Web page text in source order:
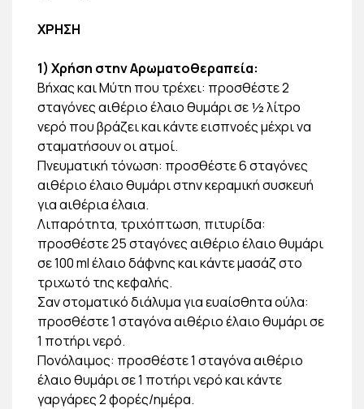
ΧΡΗΣΗ
1) Χρήση στην Αρωματοθεραπεία:
Βήχας και Μύτη που τρέχει: προσθέστε 2
σταγόνες αιθέριο έλαιο θυμάρι σε ½ λίτρο
νερό που βράζει και κάντε εισπνοές μέχρι να
σταματήσουν οι ατμοί.
Πνευματική τόνωση: προσθέστε 6 σταγόνες
αιθέριο έλαιο θυμάρι στην κεραμική συσκευή
για αιθέρια έλαια.
Λιπαρότητα, τριχόπτωση, πιτυρίδα:
προσθέστε 25 σταγόνες αιθέριο έλαιο θυμάρι
σε 100 ml έλαιο δάφνης και κάντε μασάζ στο
τριχωτό της κεφαλής.
Σαν στοματικό διάλυμα για ευαίσθητα ούλα:
προσθέστε 1 σταγόνα αιθέριο έλαιο θυμάρι σε
1 ποτήρι νερό.
Πονόλαιμος: προσθέστε 1 σταγόνα αιθέριο
έλαιο θυμάρι σε 1 ποτήρι νερό και κάντε
γαργάρες 2 φορές/ημέρα.